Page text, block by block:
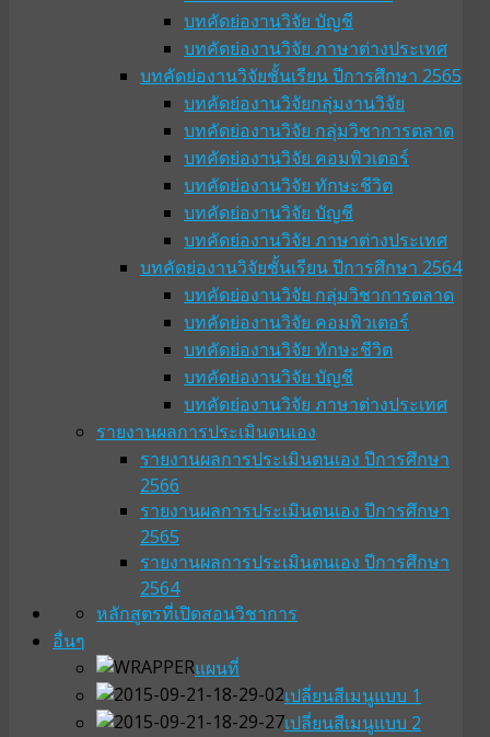
บทคัดย่องานวิจัย บัญชี
บทคัดย่องานวิจัย ภาษาต่างประเทศ
บทคัดย่องานวิจัยชั้นเรียน ปีการศึกษา 2565
บทคัดย่องานวิจัยกลุ่มงานวิจัย
บทคัดย่องานวิจัย กลุ่มวิชาการตลาด
บทคัดย่องานวิจัย คอมพิวเตอร์
บทคัดย่องานวิจัย ทักษะชีวิต
บทคัดย่องานวิจัย บัญชี
บทคัดย่องานวิจัย ภาษาต่างประเทศ
บทคัดย่องานวิจัยชั้นเรียน ปีการศึกษา 2564
บทคัดย่องานวิจัย กลุ่มวิชาการตลาด
บทคัดย่องานวิจัย คอมพิวเตอร์
บทคัดย่องานวิจัย ทักษะชีวิต
บทคัดย่องานวิจัย บัญชี
บทคัดย่องานวิจัย ภาษาต่างประเทศ
รายงานผลการประเมินตนเอง
รายงานผลการประเมินตนเอง ปีการศึกษา
2566
รายงานผลการประเมินตนเอง ปีการศึกษา
2565
รายงานผลการประเมินตนเอง ปีการศึกษา
2564
วิชาการ
หลักสูตรที่เปิดสอน
อื่นๆ
แผนที่
เปลี่ยนสีเมนูแบบ 1
เปลี่ยนสีเมนูแบบ 2